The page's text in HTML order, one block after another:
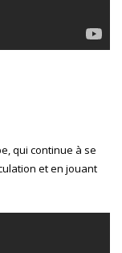
qui continue à se
et en jouant